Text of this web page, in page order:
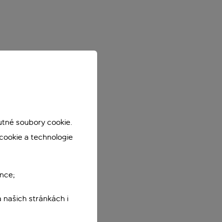
soubory cookie.
a technologie
našich stránkách i